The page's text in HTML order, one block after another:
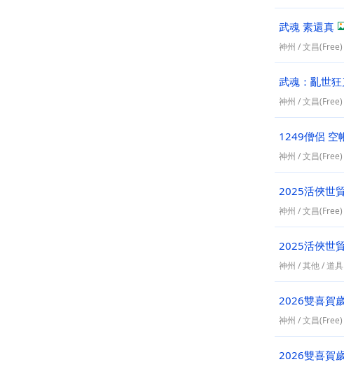
武魂 素還真
神州 /文昌(Free)
武魂：亂世狂
神州 /文昌(Free)
1249僧侶 空
神州 /文昌(Free)
2025活俠世
神州 /文昌(Free)
2025活俠世
神州 /其他/道具
2026雙喜賀
神州 /文昌(Free)
2026雙喜賀